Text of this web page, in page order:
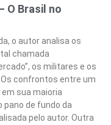
O Brasil no
o autor analisa os
chamada
os militares e os
confrontos entre um
sua maioria
de fundo da
pelo autor. Outra